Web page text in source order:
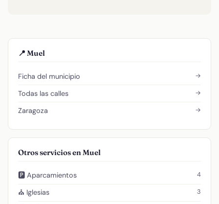
📍 Muel
Ficha del municipio →
Todas las calles →
Zaragoza →
Otros servicios en Muel
🅿️ Aparcamientos 4
⛪ Iglesias 3